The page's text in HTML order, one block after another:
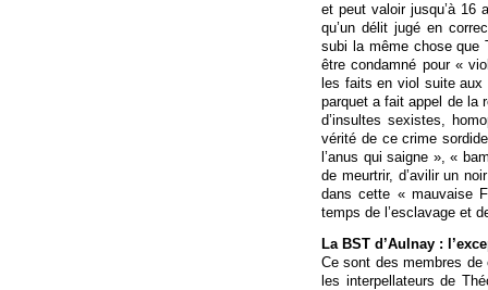
et peut valoir jusqu’à 16
qu’un délit jugé en
subi la même chose que
être condamné pour «
les faits en viol suite
parquet a fait appel de la
d’insultes sexistes,
vérité de ce crime
l’anus qui saigne », «
de meurtrir, d’avilir un
dans cette « mauvaise
temps de l’esclavage et
La BST d’Aulnay :
Ce sont des membres
les interpellateurs de